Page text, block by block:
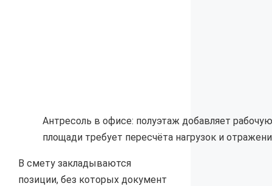
Антресоль в офисе: полуэтаж добавляет
площади требует пересчёта нагрузок и
В смету закладываются
позиции, без которых документ